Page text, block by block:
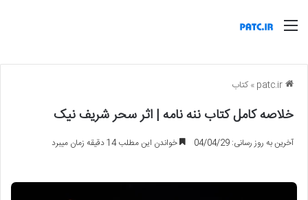
منو
»کتاب
خلاصه کامل کتاب ننه نامه | اثر سحر شریف نیک
آخرین به روز رسانی: 04/04/29 خواندن این مطلب 14 دقیقه زمان میبرد